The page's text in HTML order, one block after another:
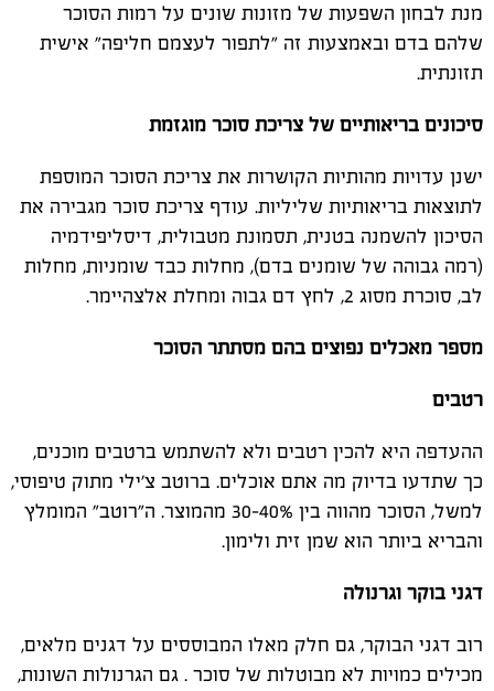
מנת לבחון השפעות של מזונות שונים על רמות הסוכר
שלהם בדם ובאמצעות זה "לתפור לעצמם חליפה" אישית
תזונתית.
סיכונים בריאותיים של צריכת סוכר מוגזמת
ישנן עדויות מהותיות הקושרות את צריכת הסוכר המוספת
לתוצאות בריאותיות שליליות. עודף צריכת סוכר מגבירה את
הסיכון להשמנה בטנית, תסמונת מטבולית, דיסליפידמיה
(רמה גבוהה של שומנים בדם), מחלות כבד שומניות, מחלות
לב, סוכרת מסוג 2, לחץ דם גבוה ומחלת אלצהיימר.
מספר מאכלים נפוצים בהם מסתתר הסוכר
רטבים
ההעדפה היא להכין רטבים ולא להשתמש ברטבים מוכנים,
כך שתדעו בדיוק מה אתם אוכלים. ברוטב צ'ילי מתוק טיפוסי,
למשל, הסוכר מהווה בין 30-40% מהמוצר. ה"רוטב" המומלץ
והבריא ביותר הוא שמן זית ולימון.
דגני בוקר וגרנולה
רוב דגני הבוקר, גם חלק מאלו המבוססים על דגנים מלאים,
מכילים כמויות לא מבוטלות של סוכר . גם הגרנולות השונות,